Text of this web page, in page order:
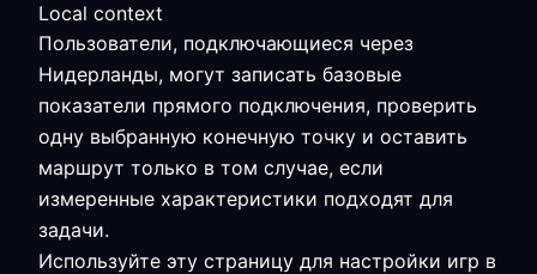
Local context
Пользователи, подключающиеся через
Нидерланды, могут записать базовые
показатели прямого подключения, проверить
одну выбранную конечную точку и оставить
маршрут только в том случае, если
измеренные характеристики подходят для
задачи.
Используйте эту страницу для настройки игр в